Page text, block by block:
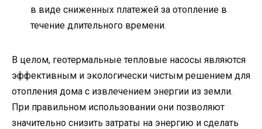
в виде сниженных платежей за отопление в
течение длительного времени.
В целом, геотермальные тепловые насосы являются
эффективным и экологически чистым решением для
отопления дома с извлечением энергии из земли.
При правильном использовании они позволяют
значительно снизить затраты на энергию и сделать